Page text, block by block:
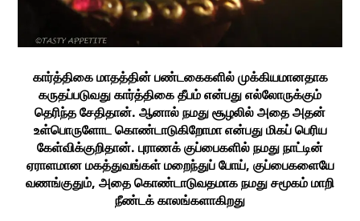
கார்த்திகை மாதத்தின் பண்டகைகளில் முக்கியமானதாக
கருதப்படுவது கார்த்திகை தீபம் என்பது எல்லோருக்கும்
தெரிந்த சேதிதான். ஆனால் நமது சூழலில் அதை அதன்
உள்பொருளோட கொண்டாடுகிறோமா என்பது மிகப் பெரிய
கேள்விக்குறிதான். புராணக் குப்பைகளில் நமது நாட்டின்
ஏராளமான மகத்துவங்கள் மறைந்துப் போய், குப்பைகளையே
வணங்குதும், அதை கொண்டாடுவதமாக நமது சமூகம் மாறி
நீண்டக் காலங்களாகிறது